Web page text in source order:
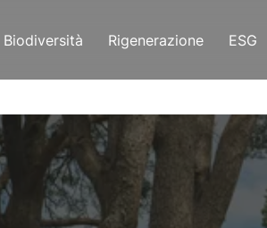
Biodiversità Rigenerazione ESG